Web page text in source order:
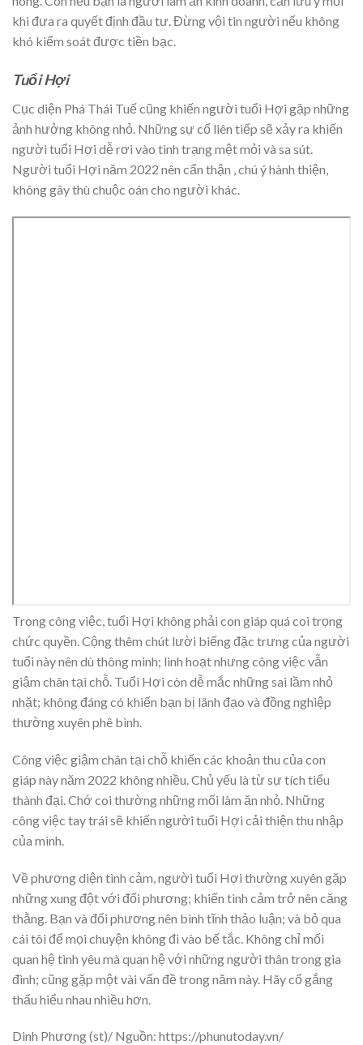
khi đưa ra quyết định đầu tư. Đừng vội tin người nếu không
khó kiểm soát được tiền bạc.
Tuổi Hợi
Cục diện Phá Thái Tuế cũng khiến người tuổi Hợi gặp những
ảnh hưởng không nhỏ. Những sự cố liên tiếp sẽ xảy ra khiến
người tuổi Hợi dễ rơi vào tình trạng mệt mỏi và sa sút.
Người tuổi Hợi năm 2022 nên cẩn thận , chú ý hành thiện,
không gây thù chuộc oán cho người khác.
Trong công việc, tuổi Hợi không phải con giáp quá coi trọng
chức quyền. Cộng thêm chút lười biếng đặc trưng của người
tuổi này nên dù thông minh; linh hoạt nhưng công việc vẫn
giậm chân tại chỗ. Tuổi Hợi còn dễ mắc những sai lầm nhỏ
nhặt; không đáng có khiến bạn bị lãnh đạo và đồng nghiệp
thường xuyên phê bình.
Công việc giậm chân tại chỗ khiến các khoản thu của con
giáp này năm 2022 không nhiều. Chủ yếu là từ sự tích tiểu
thành đại. Chớ coi thường những mối làm ăn nhỏ. Những
công việc tay trái sẽ khiến người tuổi Hợi cải thiện thu nhập
của mình.
Về phương diện tình cảm, người tuổi Hợi thường xuyên gặp
những xung đột với đối phương; khiến tình cảm trở nên căng
thằng. Bạn và đối phương nên bình tĩnh thảo luận; và bỏ qua
cái tôi để mọi chuyện không đi vào bế tắc. Không chỉ mối
quan hệ tình yêu mà quan hệ với những người thân trong gia
đình; cũng gặp một vài vấn đề trong năm này. Hãy cố gắng
thấu hiểu nhau nhiều hơn.
Dinh Phương (st)/ Nguồn: https://phunutoday.vn/